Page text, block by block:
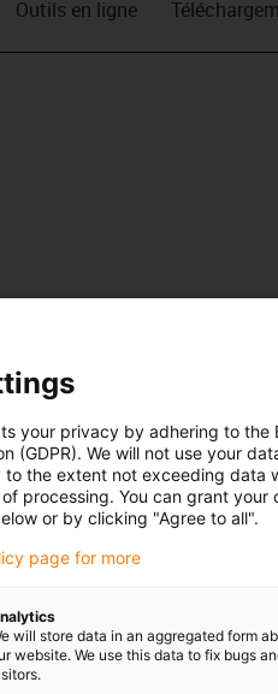
Outils en ligne
your privacy by adhering to the
(GDPR). We will not use your
the extent not exceeding data
processing. You can grant
or by clicking "Agree to all".
page for more
will store data in an aggregated form
website. We use this data to fix bugs